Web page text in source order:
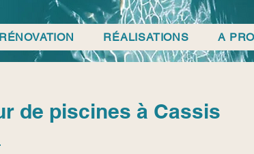
RÉNOVATION RÉALISATIONS A
de piscines à Cassis